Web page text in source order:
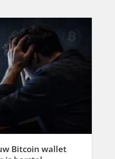
of Wachtwoord
herstellen